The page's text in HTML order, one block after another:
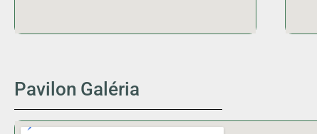
Pavilon Galéria